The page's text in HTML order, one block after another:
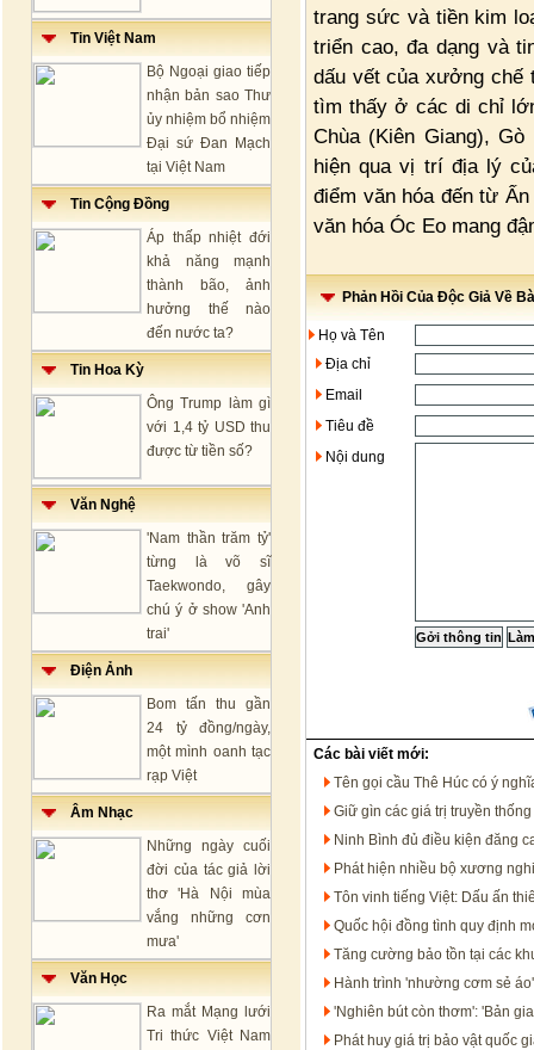
Tin Việt Nam
Bộ Ngoại giao tiếp
nhận bản sao Thư
ủy nhiệm bổ nhiệm
Đại sứ Đan Mạch
tại Việt Nam
Tin Cộng Đồng
Áp thấp nhiệt đới
khả năng mạnh
thành bão, ảnh
hưởng thế nào
đến nước ta?
Tin Hoa Kỳ
Ông Trump làm gì
với 1,4 tỷ USD thu
được từ tiền số?
Văn Nghệ
'Nam thần trăm tỷ'
từng là võ sĩ
Taekwondo, gây
chú ý ở show 'Anh
trai'
Điện Ảnh
Bom tấn thu gần
24 tỷ đồng/ngày,
một mình oanh tạc
rạp Việt
Âm Nhạc
Những ngày cuối
đời của tác giả lời
thơ 'Hà Nội mùa
vắng những cơn
mưa'
Văn Học
Ra mắt Mạng lưới
Tri thức Việt Nam
trang sức và tiền kim
triển cao, đa dạng và
dấu vết của xưởng chế
tìm thấy ở các di chỉ
Chùa (Kiên Giang),
hiện qua vị trí địa lý
điểm văn hóa đến từ
văn hóa Óc Eo mang
Phản Hồi Của Độc Giả Về
Họ và Tên
Địa chỉ
Email
Tiêu đề
Nội dung
Các bài viết mới:
Tên gọi cầu Thê Húc có ý
Giữ gìn các giá trị truyền
Ninh Bình đủ điều kiện đăng
Phát hiện nhiều bộ xương
Tôn vinh tiếng Việt: Dấu ấn
Quốc hội đồng tình quy định
Tăng cường bảo tồn tại các
Hành trình 'nhường cơm sẻ
'Nghiên bút còn thơm': 'Bản
Phát huy giá trị bảo vật quốc